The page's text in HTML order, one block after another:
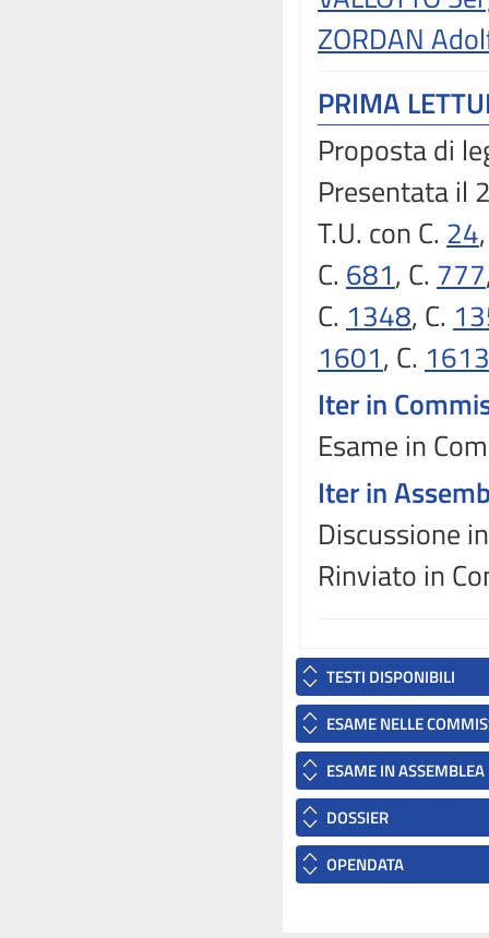
ZORDAN
PRIMA
Proposta di
Presentata il
T.U. con C. 24
C. 681, C. 777
C. 1348, C.
1601, C. 1613
Iter in
Esame in
Iter in
Discussione
Rinviato in
TESTI DISPONIBILI
ESAME NELLE
ESAME IN ASSEMBLEA
DOSSIER
OPENDATA